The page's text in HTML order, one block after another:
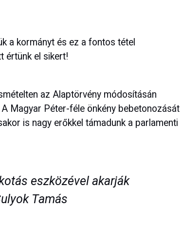
a kormányt és ez a fontos tétel
értünk el sikert!
az Alaptörvény módosításán
Magyar Péter-féle önkény bebetonozását
is nagy erőkkel támadunk a parlamenti
eszközével akarják
Tamás